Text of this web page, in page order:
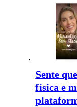
Sente
física e